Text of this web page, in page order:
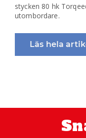
stycken 80 hk
utombordare.
Läs hela